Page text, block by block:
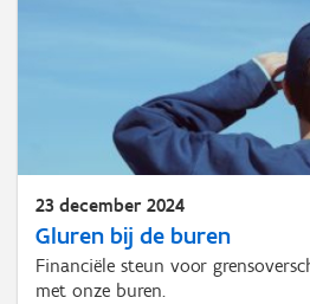
23 december 2024
Gluren bij de buren
Financiële steun voor
met onze buren.